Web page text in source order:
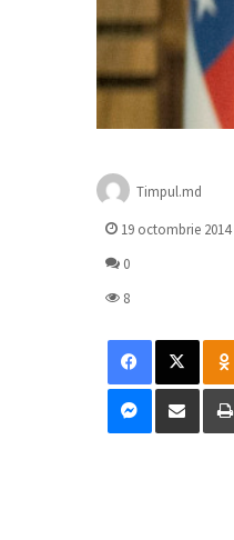
Timpul.md
19 octombrie 2014
0
8
Facebook
X
Messenger
Distribuie prin mail